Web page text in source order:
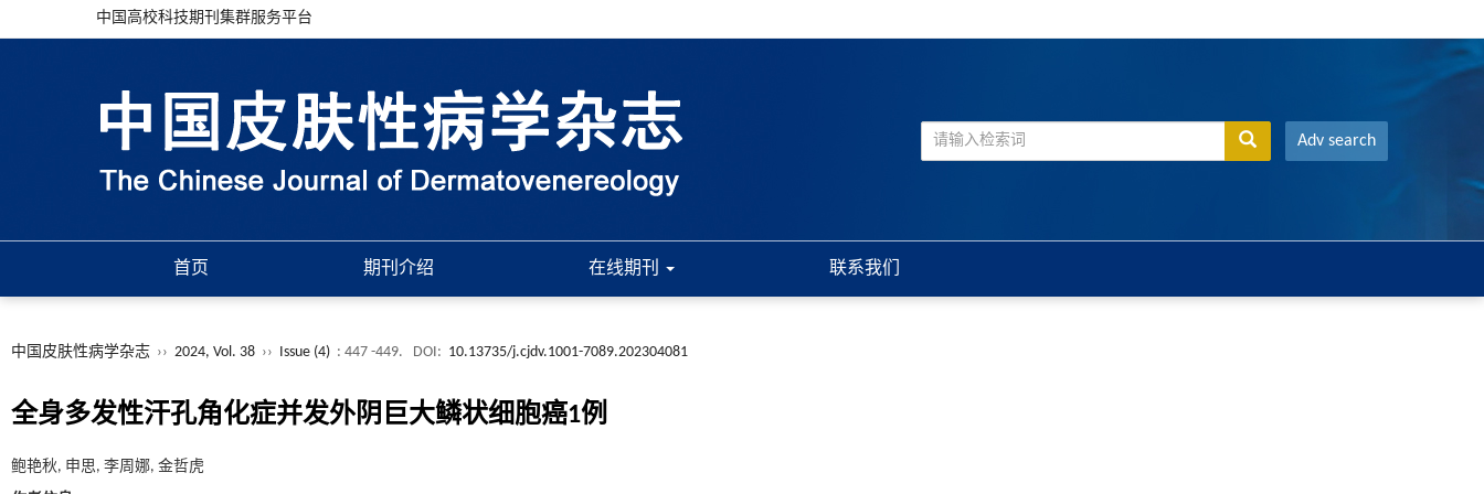
中国高校科技期刊集群服务平台
Adv search
首页 期刊介绍 在线期刊 联系我们
中国皮肤性病学杂志 ›› 2024, Vol. 38 ›› Issue (4) : 447 -449. DOI: 10.13735/j.cjdv.1001-7089.202304081
全身多发性汗孔角化症并发外阴巨大鳞状细胞癌1例
鲍艳秋, 申思, 李周娜, 金哲虎